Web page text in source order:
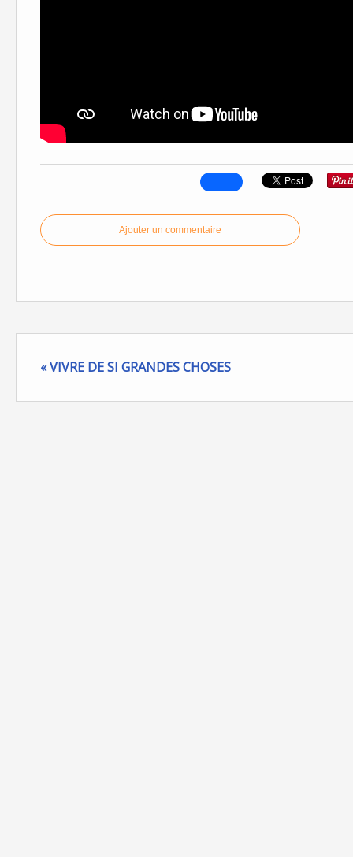
Ajouter un commentaire
« VIVRE DE SI GRANDES CHOSES